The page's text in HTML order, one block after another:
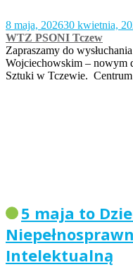
8 maja, 202630 kwietnia,
WTZ PSONI Tczew
Zapraszamy do
Wojciechowskim – nowym
Sztuki w Tczewie.
5 maja to
Intelektualną